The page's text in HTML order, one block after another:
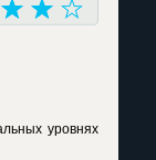
уровнях